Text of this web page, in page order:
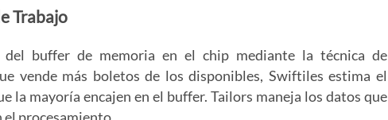
Trabajo
buffer de memoria en el chip mediante la técnica de
vende más boletos de los disponibles, Swiftiles estima el
la mayoría encajen en el buffer. Tailors maneja los datos que